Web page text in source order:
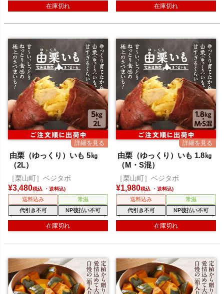
在庫切れ 在庫切れ
由栗（ゆっくり）いも 5㎏
（2L）
［栗山町］ベジタボ
¥3,480税込
送料込み
常温
代引き不可
NP後払い不可
在庫切れ
由栗（ゆっくり）いも 1.8㎏
（M・S混）
［栗山町］ベジタボ
¥1,980税込
送料込み
常温
代引き不可
NP後払い不可
在庫切れ